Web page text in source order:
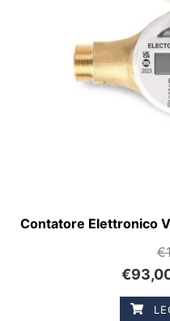
Contatore Elettronico
€
€